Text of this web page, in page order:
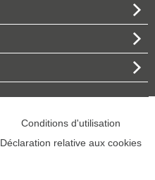
Conditions d'utilisation
Déclaration relative aux cookies